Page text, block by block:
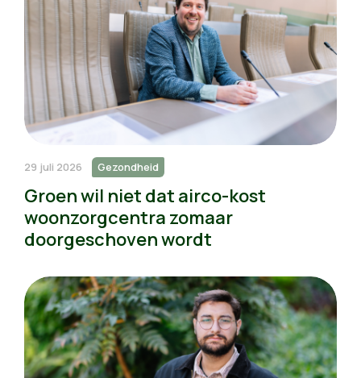
29 juli 2026 Gezondheid
Groen wil niet dat airco-kost
woonzorgcentra zomaar
doorgeschoven wordt